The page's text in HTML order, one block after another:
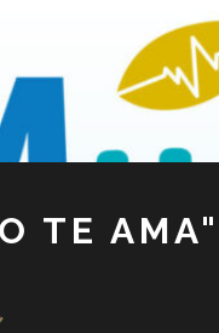
TE